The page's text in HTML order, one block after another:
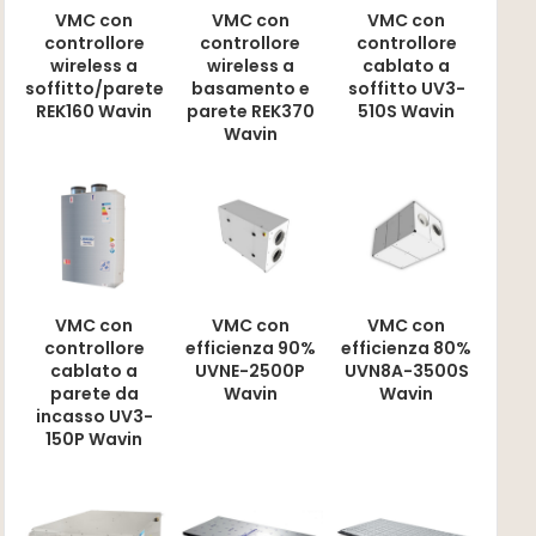
VMC con
controllore
wireless a
soffitto/parete
REK160 Wavin
VMC con
controllore
wireless a
basamento e
parete REK370
Wavin
VMC con
controllore
cablato a
soffitto UV3-
510S Wavin
VMC con
controllore
cablato a
parete da
incasso UV3-
150P Wavin
VMC con
efficienza 90%
UVNE-2500P
Wavin
VMC con
efficienza 80%
UVN8A-3500S
Wavin